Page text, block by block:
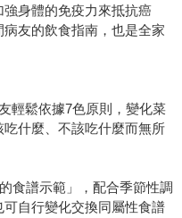
身體的免疫力來抵抗癌
友的飲食指南，也是全家
輕鬆依據7色原則，變化菜
什麼、不該吃什麼而無所
食譜示範」，配合季節性調
自行變化交換同屬性食譜